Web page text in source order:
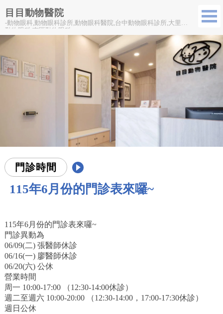
目目動物醫院
-動物眼科,動物眼科診所,動物眼科醫院,台中動物眼科診所,大里區
動物眼科,南區動物眼科
門診時間
115年6月份的門診表來囉~
115年6月份的門診表來囉~
門診異動為
06/09(二) 張醫師休診
06/16(一) 廖醫師休診
06/20(六) 公休
營業時間
周一 10:00-17:00 （12:30-14:00休診）
週二至週六 10:00-20:00 （12:30-14:00，17:00-17:30休診）
週日公休